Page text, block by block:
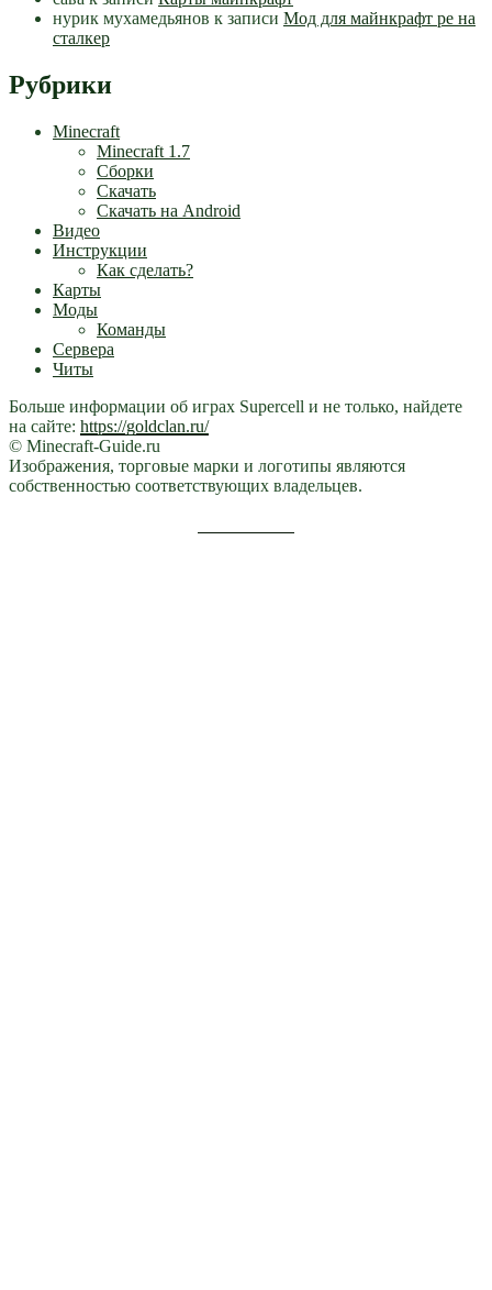
нурик мухамедьянов к записи Мод для майнкрафт pe на
сталкер
Рубрики
Minecraft
Minecraft 1.7
Сборки
Скачать
Скачать на Android
Видео
Инструкции
Как сделать?
Карты
Моды
Команды
Сервера
Читы
Больше информации об играх Supercell и не только, найдете
на сайте: https://goldclan.ru/
© Minecraft-Guide.ru
Изображения, торговые марки и логотипы являются
собственностью соответствующих владельцев.